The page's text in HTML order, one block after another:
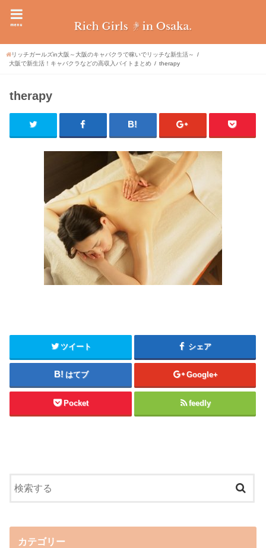
menu
リッチガールズin大阪～大阪のキャバクラで稼いでリッチな新生活～
大阪で新生活！キャバクラなどの高収入バイトまとめ
therapy
therapy
ツイート シェア
はてブ Google+
Pocket feedly
カテゴリー